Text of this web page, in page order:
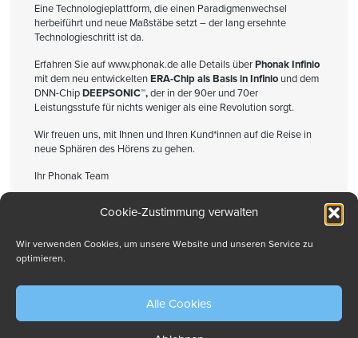
Cookie-Zustimmung verwalten
Wir verwenden Cookies, um unsere Website und unseren Service zu
optimieren.
Alle Cookies
Eine Technologieplattform, die einen Paradigmenwechsel
herbeiführt und neue Maßstäbe setzt – der lang ersehnte
Technologieschritt ist da.
Erfahren Sie auf www.phonak.de alle Details überPhonak Infinio
mit dem neu entwickeltenERA-Chip als Basis in Infiniound dem
DNN-ChipDEEPSONIC™,der in der 90er und 70er
Leistungsstufe für nichts weniger als eine Revolution sorgt.
Wir freuen uns, mit Ihnen und Ihren Kund*innen auf die Reise in
neue Sphären des Hörens zu gehen.
Ihr Phonak Team